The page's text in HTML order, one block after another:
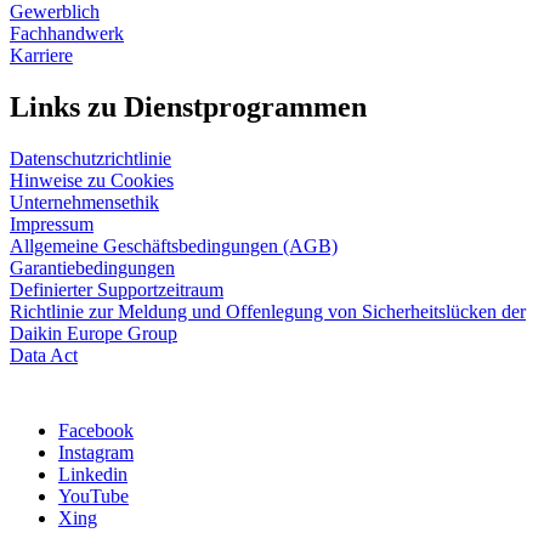
Gewerblich
Fachhandwerk
Karriere
Links zu Dienstprogrammen
Datenschutzrichtlinie
Hinweise zu Cookies
Unternehmensethik
Impressum
Allgemeine Geschäftsbedingungen (AGB)
Garantiebedingungen
Definierter Supportzeitraum
Richtlinie zur Meldung und Offenlegung von Sicherheitslücken der
Daikin Europe Group
Data Act
Facebook
Instagram
Linkedin
YouTube
Xing